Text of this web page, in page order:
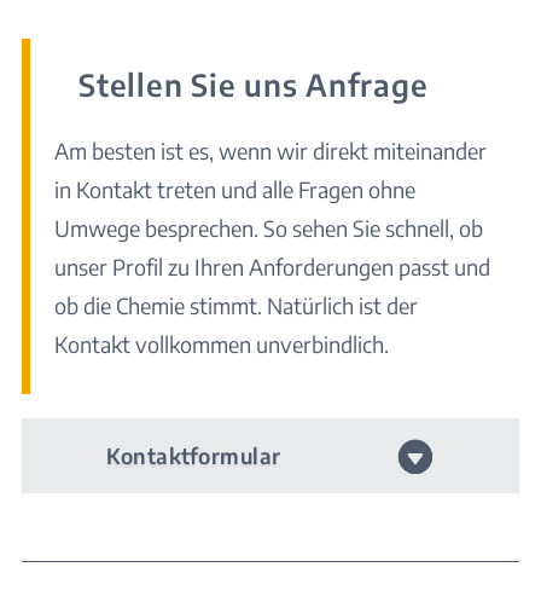
Stellen Sie uns Anfrage
Am besten ist es, wenn wir direkt miteinander
in Kontakt treten und alle Fragen ohne
Umwege besprechen. So sehen Sie schnell, ob
unser Profil zu Ihren Anforderungen passt und
ob die Chemie stimmt. Natürlich ist der
Kontakt vollkommen unverbindlich.
Kontaktformular